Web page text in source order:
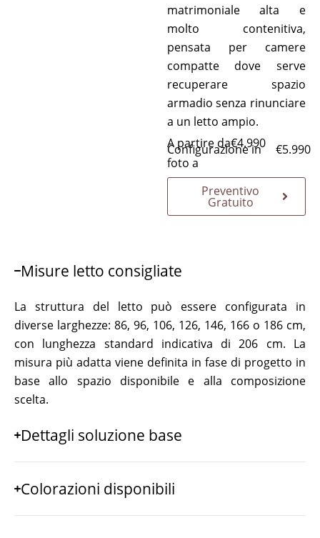
matrimoniale alta e
molto contenitiva,
pensata per camere
compatte dove serve
recuperare spazio
armadio senza rinunciare
a un letto ampio.
A partire da€4.990
Configurazione in
foto a
€5.990
Preventivo
Gratuito
Misure letto consigliate
La struttura del letto può essere configurata in
diverse larghezze: 86, 96, 106, 126, 146, 166 o 186 cm,
con lunghezza standard indicativa di 206 cm. La
misura più adatta viene definita in fase di progetto in
base allo spazio disponibile e alla composizione
scelta.
Dettagli soluzione base
Colorazioni disponibili